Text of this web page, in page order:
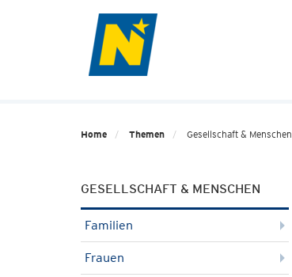
Home Themen Gesellschaft & Menschen
GESELLSCHAFT & MENSCHEN
Familien
Frauen